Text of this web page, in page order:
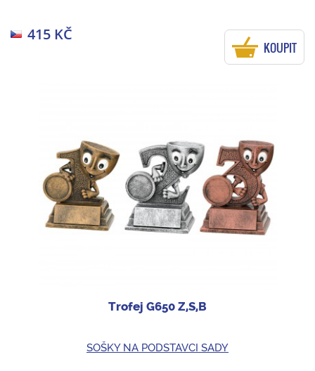
415 KČ
KOUPIT
Trofej G650 Z,S,B
SOŠKY NA PODSTAVCI SADY